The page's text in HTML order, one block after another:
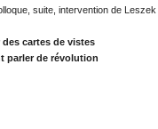
suite, intervention de Leszek
cartes de vistes
parler de révolution